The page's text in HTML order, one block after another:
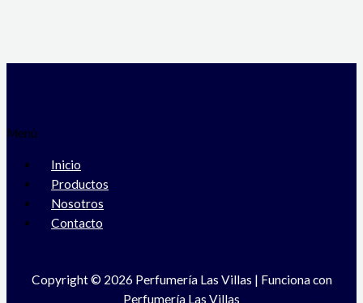
Menú
Inicio
Productos
Nosotros
Contacto
Copyright © 2026 Perfumería Las Villas | Funciona con
Perfumería Las Villas